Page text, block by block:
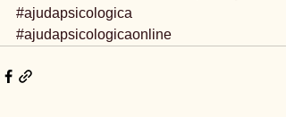
#ajudapsicologica
#ajudapsicologicaonline